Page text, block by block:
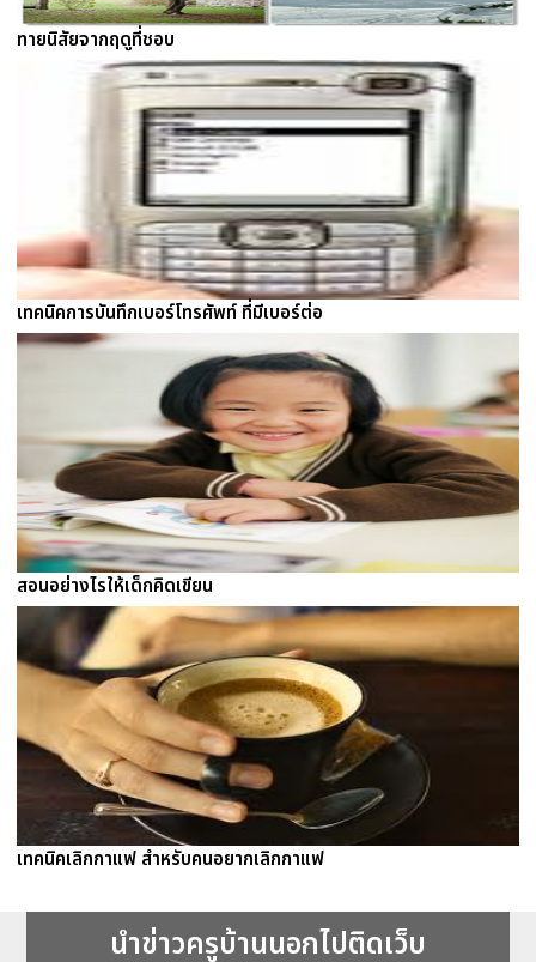
ทายนิสัยจากฤดูที่ชอบ
เทคนิคการบันทึกเบอร์โทรศัพท์ ที่มีเบอร์ต่อ
สอนอย่างไรให้เด็กคิดเขียน
เทคนิคเลิกกาแฟ สำหรับคนอยากเลิกกาแฟ
นำข่าวครูบ้านนอกไปติดเว็บ